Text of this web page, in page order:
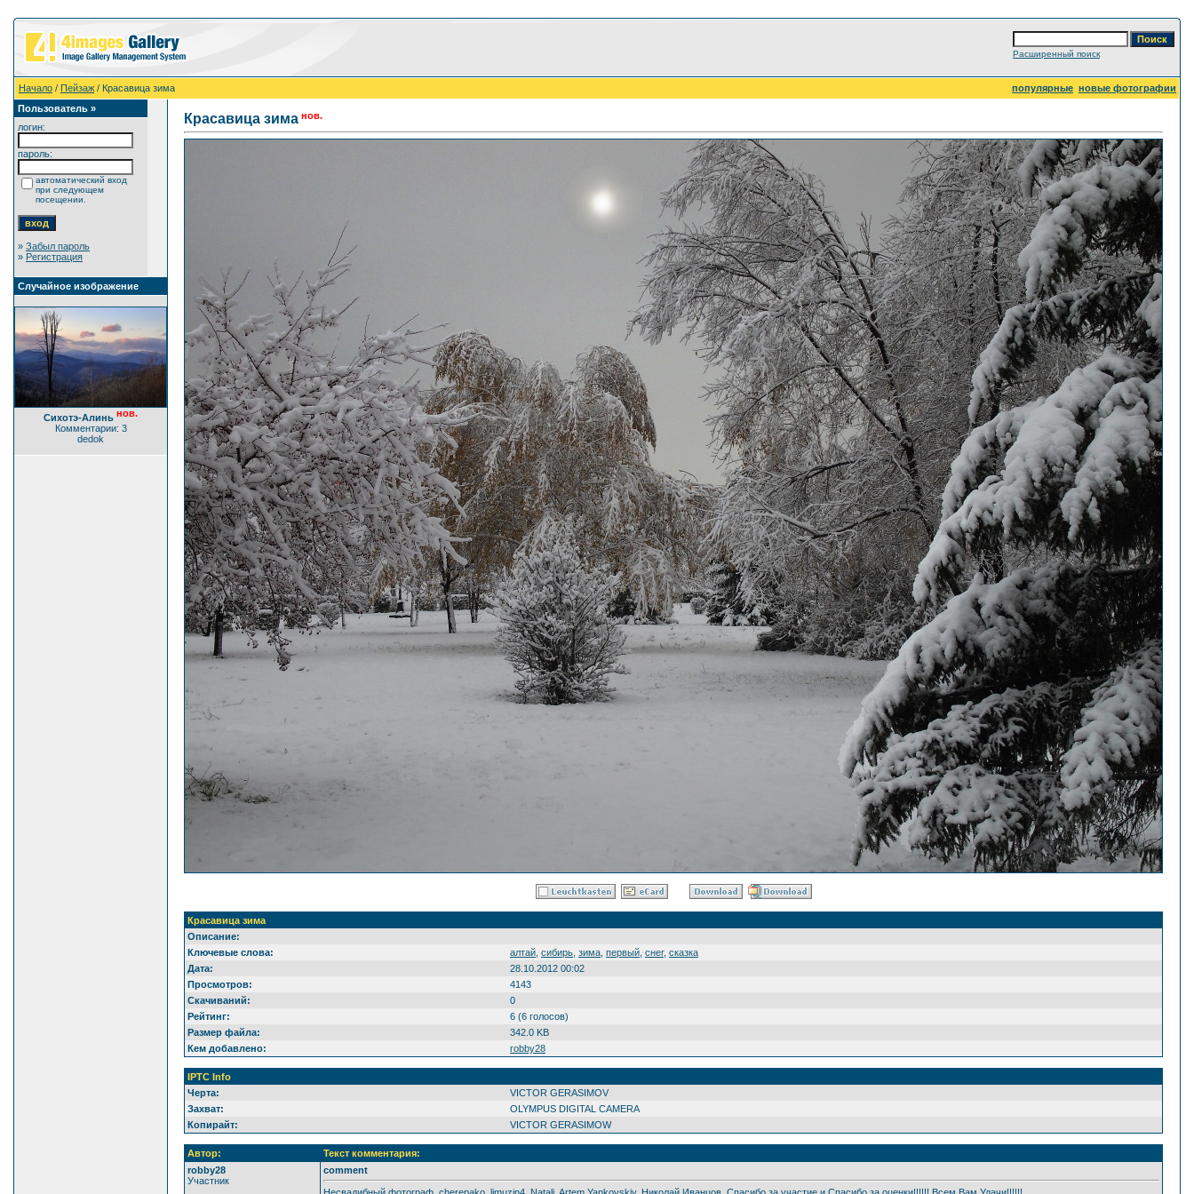
Расширенный поиск
Начало / Пейзаж / Красавица зима популярные новые фотографии
Пользователь »
логин:
пароль:
автоматический вход
при следующем
посещении.
» Забыл пароль
» Регистрация
Случайное изображение
Сихотэ-Алинь нов.
Комментарии: 3
dedok
Красавица зима нов.
Красавица зима
Описание:
Ключевые слова:
алтай сибирь зима первый снег, сказка
Дата:
28.10.2012 00:02
Просмотров:
4143
Скачиваний:
0
Рейтинг:
6 (6 голосов)
Размер файла:
342.0 KB
Кем добавлено:
robby28
IPTC Info
Черта:
VICTOR GERASIMOV
Захват:
OLYMPUS DIGITAL CAMERA
Копирайт:
VICTOR GERASIMOW
Автор:
Текст комментария:
robby28
Участник
comment